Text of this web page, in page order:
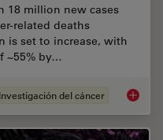
18 million new cases
related deaths
is set to increase, with
~55% by…
Investigación del cáncer